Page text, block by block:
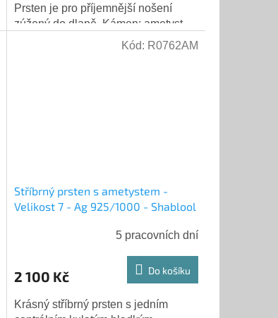
Prsten je pro příjemnější nošení
zúžený do dlaně. Kámen: ametyst -
fialový přírodní kámen Průměr
Stříbrný prsten s ametystem -
Velikost 7 - Ag 925/1000 - Shablool
5 pracovních dní
2 100 Kč Do košíku
Krásný stříbrný prsten s jedním
Kód: R0762AM